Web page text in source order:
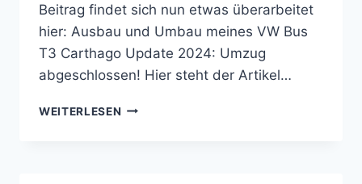
Beitrag findet sich nun etwas überarbeitet
hier: Ausbau und Umbau meines VW Bus
T3 Carthago Update 2024: Umzug
abgeschlossen! Hier steht der Artikel…
WEITERLESEN BUSUMBAU